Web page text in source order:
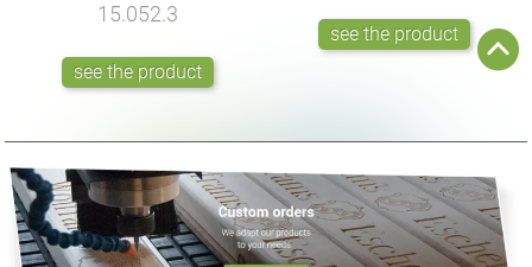
15.052.3
see the product
see the product